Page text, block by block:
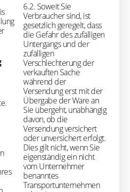
6.2. Soweit Sie
Verbraucher sind, ist
gesetzlich geregelt, dass
die Gefahr des zufälligen
Untergangs und der
zufälligen
Verschlechterung der
verkauften Sache
während der
Versendung erst mit der
Übergabe der Ware an
Sie übergeht, unabhängig
davon, ob die
Versendung versichert
oder unversichert erfolgt.
Dies gilt nicht, wenn Sie
eigenständig ein nicht
vom Unternehmer
benanntes
Transportunternehmen